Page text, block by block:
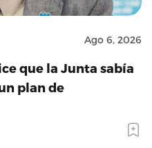
Ago 6, 2026
que la Junta sabía
plan de